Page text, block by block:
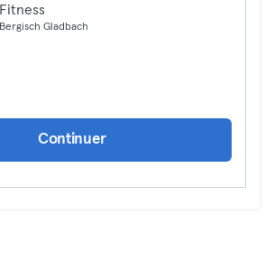
Fitness
Bergisch Gladbach
Continuer